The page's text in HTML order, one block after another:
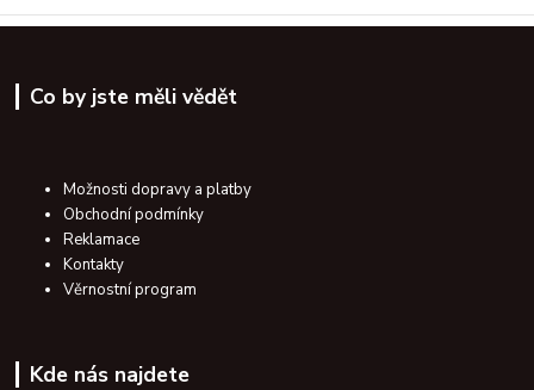
Co by jste měli vědět
Možnosti dopravy a platby
Obchodní podmínky
Reklamace
Kontakty
Věrnostní program
Kde nás najdete